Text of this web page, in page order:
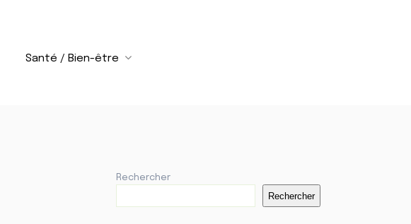
Santé / Bien-être
Rechercher
Rechercher